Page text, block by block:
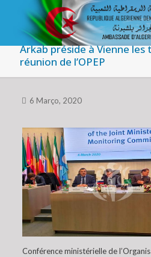
Arkab préside à Vienne
réunion de l’OPEP
6 Março, 2020
Conférence ministérielle de